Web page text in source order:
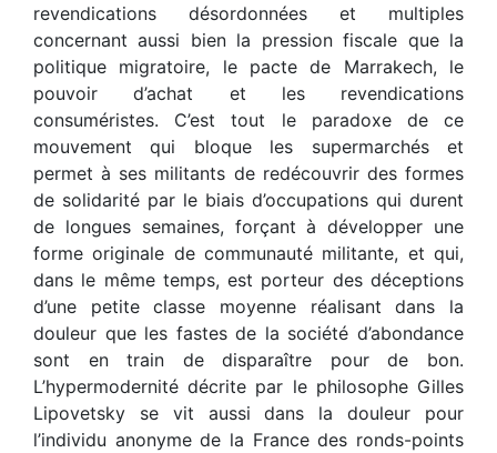
revendications désordonnées et multiples
concernant aussi bien la pression fiscale que la
politique migratoire, le pacte de Marrakech, le
pouvoir d’achat et les revendications
consuméristes. C’est tout le paradoxe de ce
mouvement qui bloque les supermarchés et
permet à ses militants de redécouvrir des formes
de solidarité par le biais d’occupations qui durent
de longues semaines, forçant à développer une
forme originale de communauté militante, et qui,
dans le même temps, est porteur des déceptions
d’une petite classe moyenne réalisant dans la
douleur que les fastes de la société d’abondance
sont en train de disparaître pour de bon.
L’hypermodernité décrite par le philosophe Gilles
Lipovetsky se vit aussi dans la douleur pour
l’individu anonyme de la France des ronds-points